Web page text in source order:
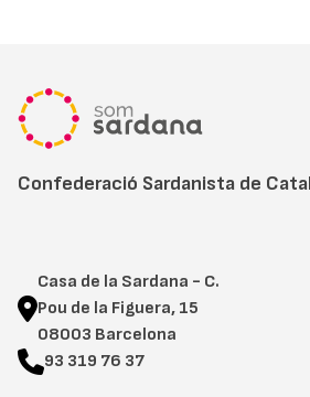
Confederació Sardanista de
Casa de la Sardana - C.
Pou de la Figuera, 15
08003 Barcelona
93 319 76 37